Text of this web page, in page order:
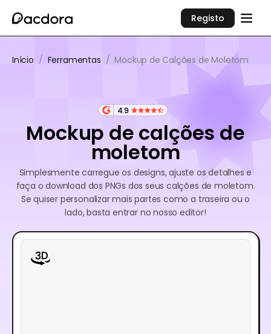
Registo
Início / Ferramentas / Mockup de Calções de Moletom
4.9
Mockup de calções de
moletom
Simplesmente carregue os designs, ajuste os detalhes e
faça o download dos PNGs dos seus calções de moletom.
Se quiser personalizar mais partes como a traseira ou o
lado, basta entrar no nosso editor!